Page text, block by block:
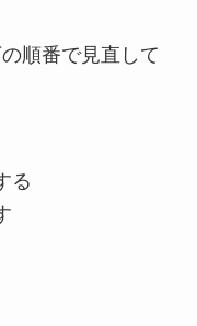
順番で見直して
る